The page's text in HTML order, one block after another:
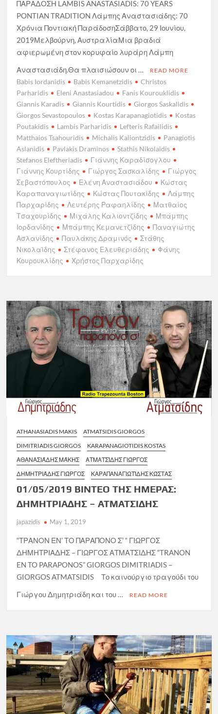
ΠΑΡΑΔΟΣΗ LAMBIS ANASTASIADIS: 70 YEARS
PONTIAN TRADITION Λάμπης Αναστασιάδης: 70
Χρόνια Ποντιακή ΠαράδοσηΣάββατο, 29 Ιουνίου,
2019Μελβούρνη, ΑυστραλίαΜια βραδιά
αφιερωμένη στον κορυφαίο λυράρη Λάμπη
Αναστασιάδη.Θα πλαισιώσουν οι …
READ MORE
Babis Iordanidis Babis Kemanetzidis
Christos
Parharidis
Eleni Anastasiadou
Fanis Kourouklidis
Giannis Karadis
Giannis Kourtidis
Giorgos Saskalidis
Giorgos Sevastopoulos
Kostas Karapanagiotidis
Kostas
Poutakidis
Lambis Parharidis
Lefteris Rafailidis
Matthaios Tsahouridis
Michalis Kaliontzidis
Panagiotis
Aslanidis
Pavlakis Draminos
Stathis Nikolaidis
Stefanos Eleftheriadis
Γιάννης Καραδίσογλου
Γιάννης Κουρτίδης
Γιώργος Σασκαλίδης
Γιώργος
Σεβαστόπουλος
Ελένη Αναστασιάδου
Κώστας
Καραπαναγιωτίδης
Κώστας Πουτακίδης
Λάμπης
Παρχαρίδης
Λευτέρης Ραφαηλίδης
Ματθαίος
Τσαχουρίδης
Μιχάλης Καλιοντζίδης
Μπάμπης
Ιορδανίδης
Μπάμπης Κεμανετζίδης
Παναγιώτης
Ασλανίδης
Παυλάκης Δραμινός
Στάθης
Νικολαϊδης
Στέφανος Ελευθεριάδης
Φάνης
Κουρουκλίδης
Χρήστος Παρχαρίδης
ATHANASIADIS MAKIS
ATMATSIDIS GIORGOS
DIMITRIADIS GIORGOS
KARAPANAGIOTIDIS KOSTAS
ΑΘΑΝΑΣΙΆΔΗΣ ΜΆΚΗΣ
ΑΤΜΑΤΣΊΔΗΣ ΓΙΏΡΓΟΣ
ΔΗΜΗΤΡΙΆΔΗΣ ΓΙΏΡΓΟΣ
ΚΑΡΑΠΑΝΑΓΙΩΤΊΔΗΣ ΚΏΣΤΑΣ
01/05/2019 ΒΙΝΤΕΟ ΤΗΣ ΗΜΕΡΑΣ:
ΔΗΜΗΤΡΙΑΔΗΣ – ΑΤΜΑΤΣΙΔΗΣ
japazidis May 1, 2019
“ΤΡΑΝΟΝ ΕΝ’ ΤΟ ΠΑΡΑΠΟΝΟ Σ’ “ ΓΙΩΡΓΟΣ
ΔΗΜΗΤΡΙΑΔΗΣ – ΓΙΩΡΓΟΣ ΑΤΜΑΤΣΙΔΗΣ “TRANON
EN TO PARAPONOS” GIORGOS DIMITRIADIS –
GIORGOS ATMATSIDIS Το καινούργιο τραγούδι του
Γιώργου Δημητριάδη και του …
READ MORE